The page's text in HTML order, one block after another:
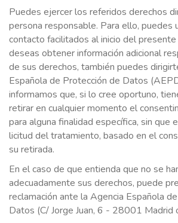
Puedes ejercer los referidos derechos
persona responsable. Para ello, puedes
contacto facilitados al inicio del
deseas obtener información adicional
de sus derechos, también puedes
Española de Protección de Datos
informamos que, si lo cree oportuno,
retirar en cualquier momento el
para alguna finalidad específica, sin que
licitud del tratamiento, basado en el
su retirada.
En el caso de que entienda que no se
adecuadamente sus derechos, puede
reclamación ante la Agencia Española
Datos (C/ Jorge Juan, 6 - 28001 Madrid